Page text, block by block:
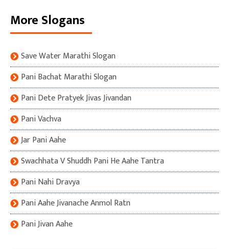
More Slogans
Save Water Marathi Slogan
Pani Bachat Marathi Slogan
Pani Dete Pratyek Jivas Jivandan
Pani Vachva
Jar Pani Aahe
Swachhata V Shuddh Pani He Aahe Tantra
Pani Nahi Dravya
Pani Aahe Jivanache Anmol Ratn
Pani Jivan Aahe